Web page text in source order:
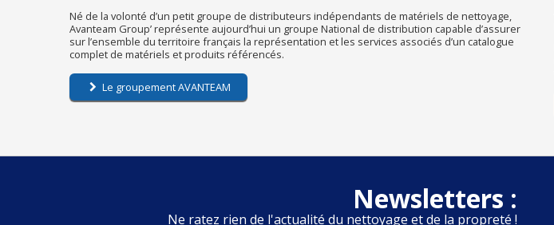
Né de la volonté d’un petit groupe de distributeurs indépendants de matériels de nettoyage,
Avanteam Group’ représente aujourd’hui un groupe National de distribution capable d’assurer
sur l’ensemble du territoire français la représentation et les services associés d’un catalogue
complet de matériels et produits référencés.
Le groupement AVANTEAM
Newsletters :
Ne ratez rien de l'actualité du nettoyage et de la propreté !